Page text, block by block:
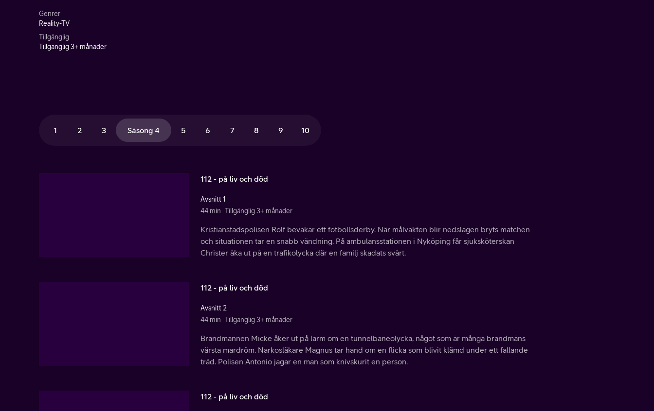
Genrer
Reality-TV
Tillgänglig
Tillgänglig 3+ månader
1 2 3 Säsong 4 5 6 7 8 9 10
112 - på liv och död
Avsnitt 1
44 min Tillgänglig 3+ månader
Kristianstadspolisen Rolf bevakar ett fotbollsderby. När målvakten blir nedslagen bryts matchen
och situationen tar en snabb vändning. På ambulansstationen i Nyköping får sjuksköterskan
Christer åka ut på en trafikolycka där en familj skadats svårt.
112 - på liv och död
Avsnitt 2
44 min Tillgänglig 3+ månader
Brandmannen Micke åker ut på larm om en tunnelbaneolycka, något som är många brandmäns
värsta mardröm. Narkosläkare Magnus tar hand om en flicka som blivit klämd under ett fallande
träd. Polisen Antonio jagar en man som knivskurit en person.
112 - på liv och död